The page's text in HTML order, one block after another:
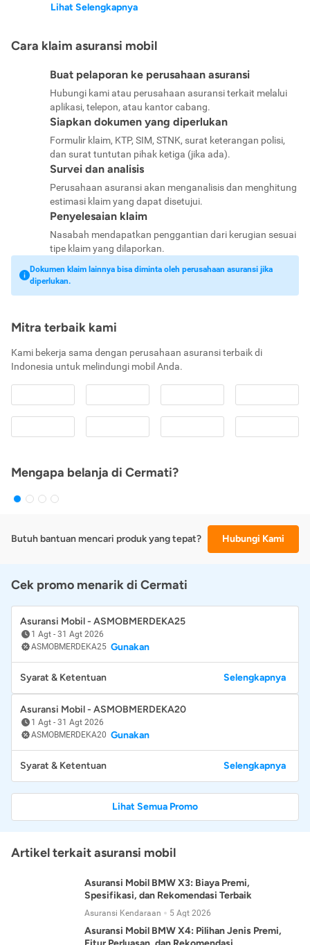
Lihat Selengkapnya
Cara klaim asuransi mobil
Buat pelaporan ke perusahaan asuransi
Hubungi kami atau perusahaan asuransi terkait melalui
aplikasi, telepon, atau kantor cabang.
Siapkan dokumen yang diperlukan
Formulir klaim, KTP, SIM, STNK, surat keterangan polisi,
dan surat tuntutan pihak ketiga (jika ada).
Survei dan analisis
Perusahaan asuransi akan menganalisis dan menghitung
estimasi klaim yang dapat disetujui.
Penyelesaian klaim
Nasabah mendapatkan penggantian dari kerugian sesuai
tipe klaim yang dilaporkan.
Dokumen klaim lainnya bisa diminta oleh perusahaan asuransi jika
diperlukan.
Mitra terbaik kami
Kami bekerja sama dengan perusahaan asuransi terbaik di
Indonesia untuk melindungi mobil Anda.
Mengapa belanja di Cermati?
Butuh bantuan mencari produk yang tepat? Hubungi Kami
Cek promo menarik di Cermati
Asuransi Mobil - ASMOBMERDEKA25
1 Agt - 31 Agt 2026
ASMOBMERDEKA25 Gunakan
Syarat & Ketentuan Selengkapnya
Asuransi Mobil - ASMOBMERDEKA20
1 Agt - 31 Agt 2026
ASMOBMERDEKA20 Gunakan
Syarat & Ketentuan Selengkapnya
Lihat Semua Promo
Artikel terkait asuransi mobil
Asuransi Mobil BMW X3: Biaya Premi,
Spesifikasi, dan Rekomendasi Terbaik
Asuransi Kendaraan 5 Agt 2026
Asuransi Mobil BMW X4: Pilihan Jenis Premi,